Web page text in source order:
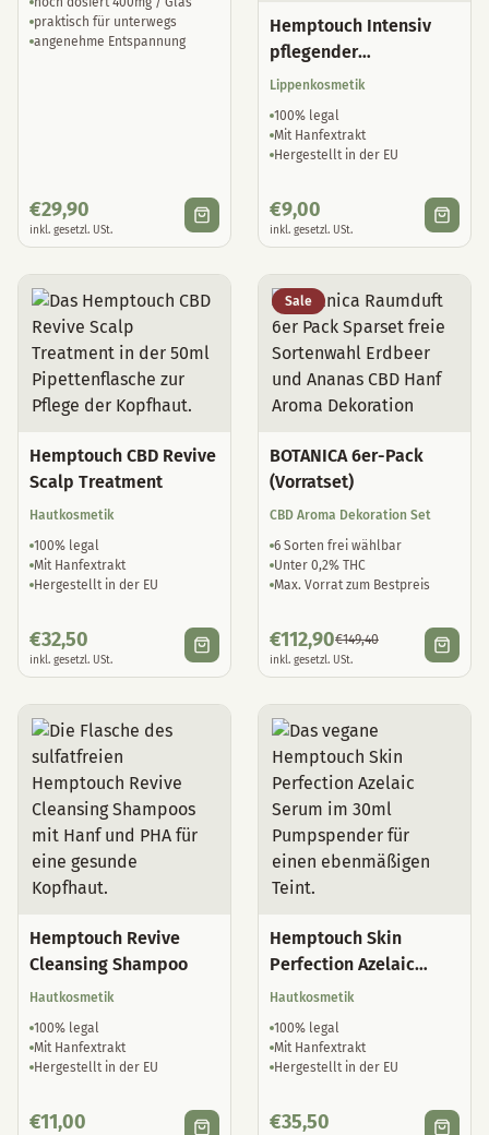
praktisch für unterwegs
angenehme Entspannung
€29,90
inkl. gesetzl. USt.
Hemptouch Intensiv
pflegender
Lippenbalsam
Lippenkosmetik
100% legal
Mit Hanfextrakt
Hergestellt in der EU
€9,00
inkl. gesetzl. USt.
Hemptouch CBD Revive
Scalp Treatment
Hautkosmetik
100% legal
Mit Hanfextrakt
Hergestellt in der EU
€32,50
inkl. gesetzl. USt.
Sale
BOTANICA 6er-Pack
(Vorratset)
CBD Aroma Dekoration Set
6 Sorten frei wählbar
Unter 0,2% THC
Max. Vorrat zum Bestpreis
€112,90€149,40
inkl. gesetzl. USt.
Hemptouch Revive
Cleansing Shampoo
Hautkosmetik
100% legal
Mit Hanfextrakt
Hergestellt in der EU
€11,00
Hemptouch Skin
Perfection Azelaic
Serum
Hautkosmetik
100% legal
Mit Hanfextrakt
Hergestellt in der EU
€35,50